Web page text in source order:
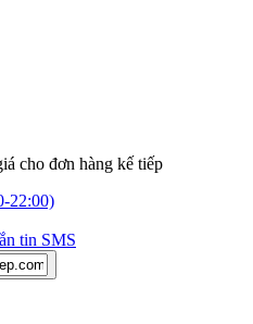
cho đơn hàng kế tiếp
22:00)
tin SMS